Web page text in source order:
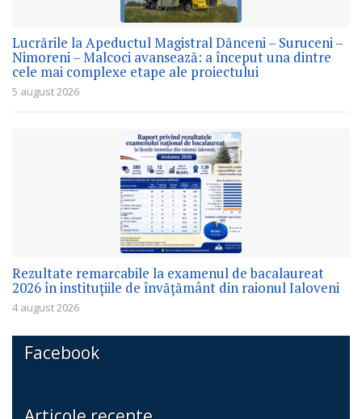
Lucrările la Apeductul Magistral Dănceni – Suruceni –
Nimoreni – Malcoci avansează: a început una dintre
cele mai complexe etape ale proiectului
5 august 2026
Rezultate remarcabile la examenul de bacalaureat
2026 în instituțiile de învățământ din raionul Ialoveni
4 august 2026
Facebook